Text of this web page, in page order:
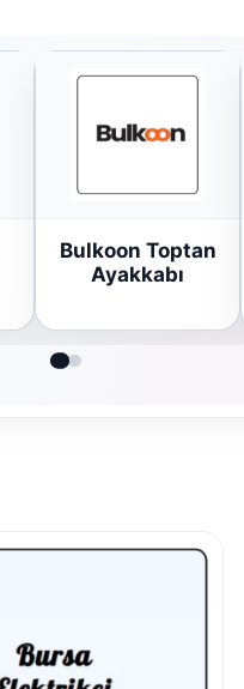
Bulkoon Toptan
Ayakkabı